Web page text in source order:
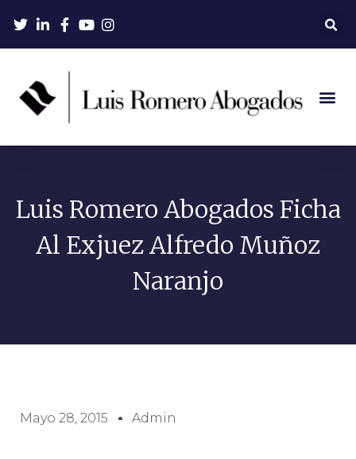
Luis Romero Abogados Ficha
Al Exjuez Alfredo Muñoz
Naranjo
Mayo 28, 2015 Admin